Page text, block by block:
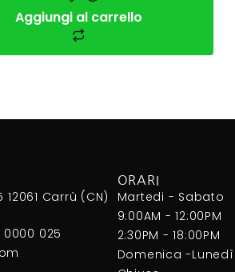
Aggiungi al carrello
Carrù (CN)
025
ORARI
Martedi - Sabato
9:00AM - 12:00PM
2:30PM - 18:00PM
Domenica -Lunedì: